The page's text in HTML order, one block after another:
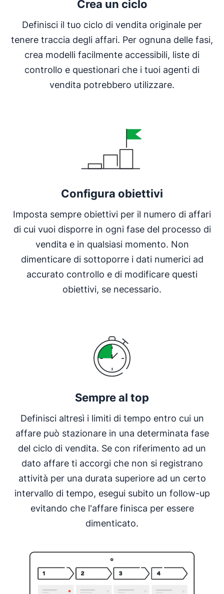
Crea un ciclo
Definisci il tuo ciclo di vendita originale per
tenere traccia degli affari. Per ognuna delle fasi,
crea modelli facilmente accessibili, liste di
controllo e questionari che i tuoi agenti di
vendita potrebbero utilizzare.
Configura obiettivi
Imposta sempre obiettivi per il numero di affari
di cui vuoi disporre in ogni fase del processo di
vendita e in qualsiasi momento. Non
dimenticare di sottoporre i dati numerici ad
accurato controllo e di modificare questi
obiettivi, se necessario.
Sempre al top
Definisci altresì i limiti di tempo entro cui un
affare può stazionare in una determinata fase
del ciclo di vendita. Se con riferimento ad un
dato affare ti accorgi che non si registrano
attività per una durata superiore ad un certo
intervallo di tempo, esegui subito un follow-up
evitando che l'affare finisca per essere
dimenticato.